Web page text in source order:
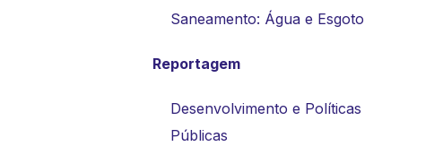
Saneamento: Água e Esgoto
Reportagem
Desenvolvimento e Políticas
Públicas